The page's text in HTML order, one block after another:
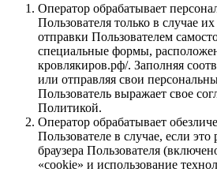
Оператор обрабатывает
Пользователя только в случае
отправки Пользователем
специальные формы,
кровлякиров.рф/. Заполняя
или отправляя свои
Пользователь выражает свое
Политикой.
Оператор обрабатывает
Пользователе в случае, если
браузера Пользователя
«cookie» и использование